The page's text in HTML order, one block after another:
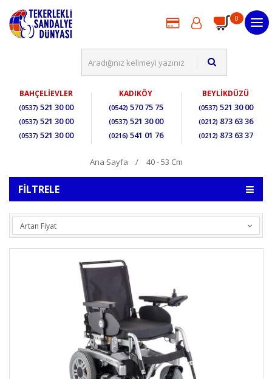
0
BAHÇELİEVLER
(0537) 521 30 00
(0537) 521 30 00
(0537) 521 30 00
KADIKÖY
(0542) 570 75 75
(0537) 521 30 00
(0216) 541 01 76
BEYLİKDÜZÜ
(0537) 521 30 00
(0212) 873 63 36
(0212) 873 63 37
Ana Sayfa 40 - 53 Cm
FILTRELE